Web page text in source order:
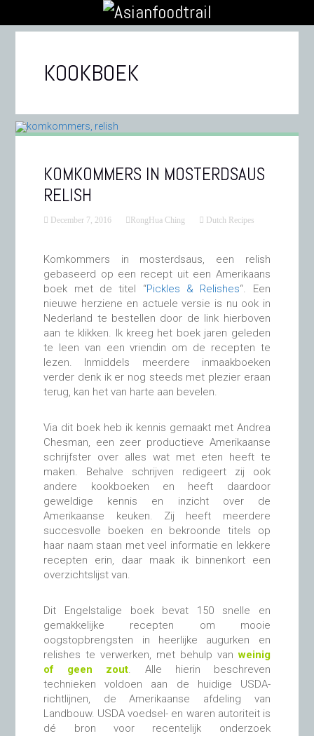
KOOKBOEK
KOMKOMMERS IN MOSTERDSAUS
RELISH
December 7, 2016 RongHua Ching Dutch Recipes
Komkommers in mosterdsaus, een relish
gebaseerd op een recept uit een Amerikaans
boek met de titel “Pickles & Relishes“. Een
nieuwe herziene en actuele versie is nu ook in
Nederland te bestellen door de link hierboven
aan te klikken. Ik kreeg het boek jaren geleden
te leen van een vriendin om de recepten te
lezen. Inmiddels meerdere inmaakboeken
verder denk ik er nog steeds met plezier eraan
terug, kan het van harte aan bevelen.
Via dit boek heb ik kennis gemaakt met Andrea
Chesman, een zeer productieve Amerikaanse
schrijfster over alles wat met eten heeft te
maken. Behalve schrijven redigeert zij ook
andere kookboeken en heeft daardoor
geweldige kennis en inzicht over de
Amerikaanse keuken. Zij heeft meerdere
succesvolle boeken en bekroonde titels op
haar naam staan met veel informatie en lekkere
recepten erin, daar maak ik binnenkort een
overzichtslijst van.
Dit Engelstalige boek bevat 150 snelle en
gemakkelijke recepten om mooie
oogstopbrengsten in heerlijke augurken en
relishes te verwerken, met behulp vanweinig
of geen zout. Alle hierin beschreven
technieken voldoen aan de huidige USDA-
richtlijnen, de Amerikaanse afdeling van
Landbouw. USDA voedsel- en waren autoriteit is
dé bron voor recentelijk onderzoek